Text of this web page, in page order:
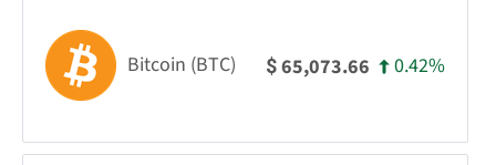
Bitcoin (BTC) $65,073.66 0.42%